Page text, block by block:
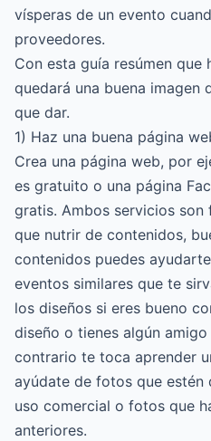
vísperas de un evento
proveedores.
Con esta guía resúmen que
quedará una buena imagen
que dar.
1) Haz una buena página
Crea una página web, por
es gratuito o una página
gratis. Ambos servicios son
que nutrir de contenidos,
contenidos puedes
eventos similares que te
los diseños si eres bueno
diseño o tienes algún
contrario te toca aprender
ayúdate de fotos que estén
uso comercial o fotos que
anteriores.